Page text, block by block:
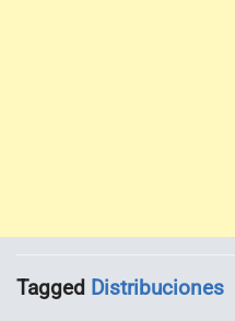
Tagged Distribuciones